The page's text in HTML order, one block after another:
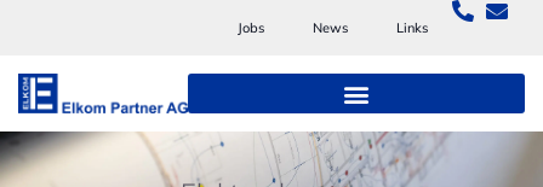
Jobs News Links